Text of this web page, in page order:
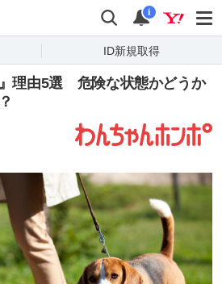
検索 通知
i
ID新規取得
理由5選 危険な状態かどうか